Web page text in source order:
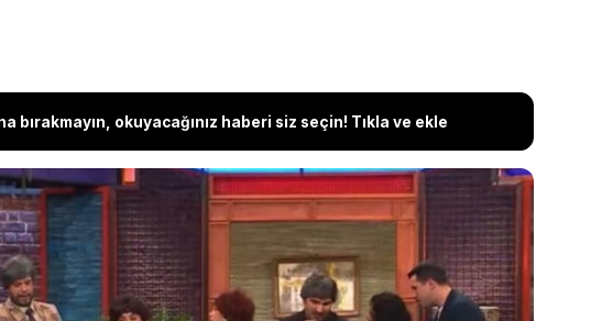
bırakmayın, okuyacağınız haberi siz seçin! Tıkla ve ekle